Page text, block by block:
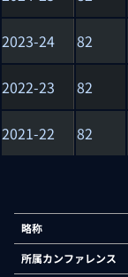
2023-24 82
2022-23 82
2021-22 82
略称
所属カンファレンス